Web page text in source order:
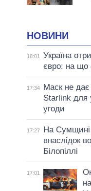
НОВИНИ
18:01 Україна
євро: на що
17:34
Маск не дає
Starlink для
угоди
17:27
На Сумщині
внаслідок
Білопіллі
17:01